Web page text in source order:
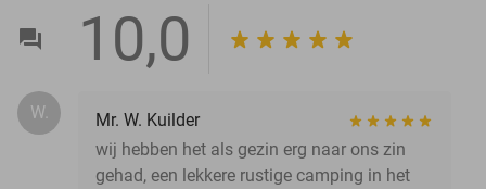
10,0
W.
Mr. W. Kuilder
wij hebben het als gezin erg naar ons zin
gehad, een lekkere rustige camping in het